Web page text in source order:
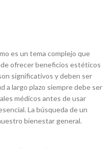
es un tema complejo que
ofrecer beneficios estéticos
significativos y deben ser
a largo plazo siempre debe ser
médicos antes de usar
La búsqueda de un
bienestar general.